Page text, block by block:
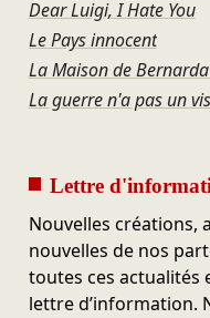
Dear Luigi, I Hate You
Le Pays innocent
La Maison de
La guerre n'a pas un
Lettre
Nouvelles créations,
nouvelles de nos
toutes ces actualités
lettre d’information.